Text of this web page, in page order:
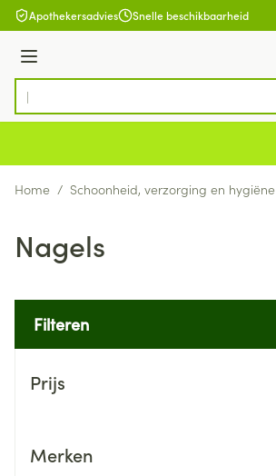
Ga naar de inhoud
Apothekersadvies Snelle beschikbaarheid
Menu
Product, merk, categorie...
Home / Schoonheid, verzorging en hygiëne
Nagels
Filteren
Prijs
Merken